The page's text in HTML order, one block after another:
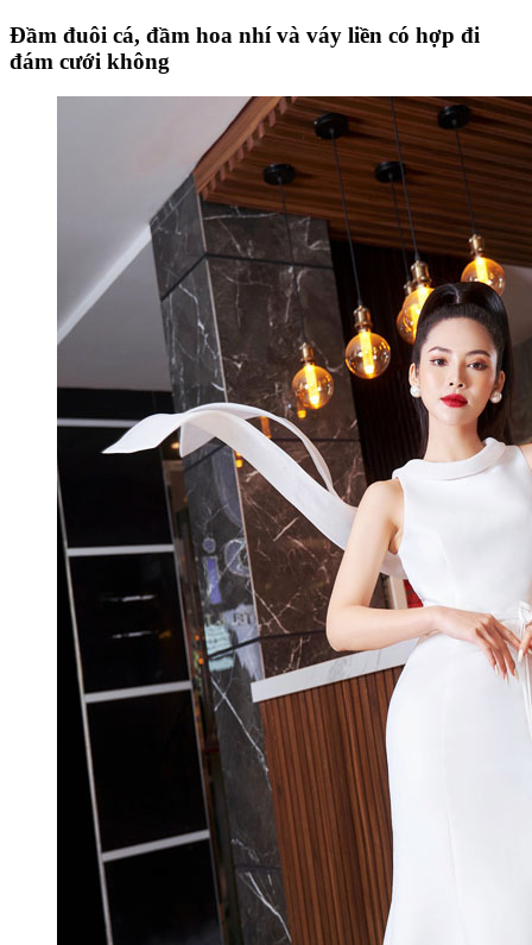
Đầm đuôi cá, đầm hoa nhí và váy liền có hợp đi
đám cưới không